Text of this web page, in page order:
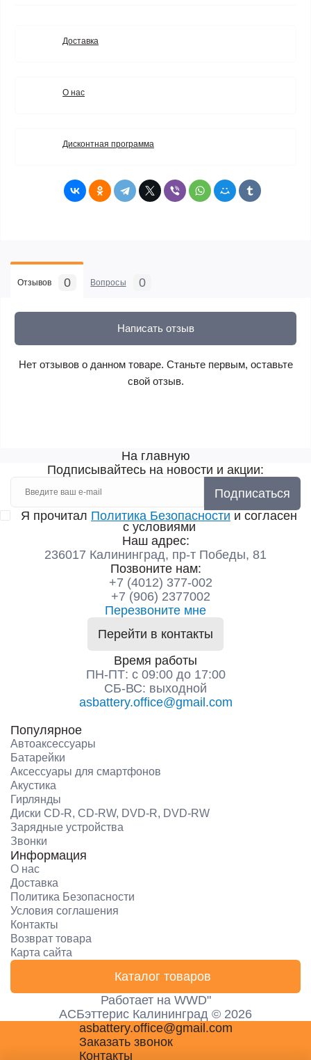
Доставка
О нас
Дисконтная программа
Отзывов 0 Вопросы 0
Написать отзыв
Нет отзывов о данном товаре. Станьте первым, оставьте
свой отзыв.
На главную
Подписывайтесь на новости и акции:
Подписаться
Я прочитал Политика Безопасности и согласен
с условиями
Наш адрес:
236017 Калининград,​ пр-т Победы, 81
Позвоните нам:
+7 (4012) 377-002
+7 (906) 2377002
Перезвоните мне
Перейти в контакты
Время работы
ПН-ПТ: с 09:00 до 17:00
СБ-ВС: выходной
asbattery.office@gmail.com
Популярное
Автоаксессуары
Батарейки
Аксессуары для смартфонов
Акустика
Гирлянды
Диски CD-R, CD-RW, DVD-R, DVD-RW
Зарядные устройства
Звонки
Информация
О нас
Доставка
Политика Безопасности
Условия соглашения
Контакты
Возврат товара
Карта сайта
Каталог товаров
Работает на WWD"
АСБэттерис Калининград © 2026
asbattery.office@gmail.com
Заказать звонок
Контакты